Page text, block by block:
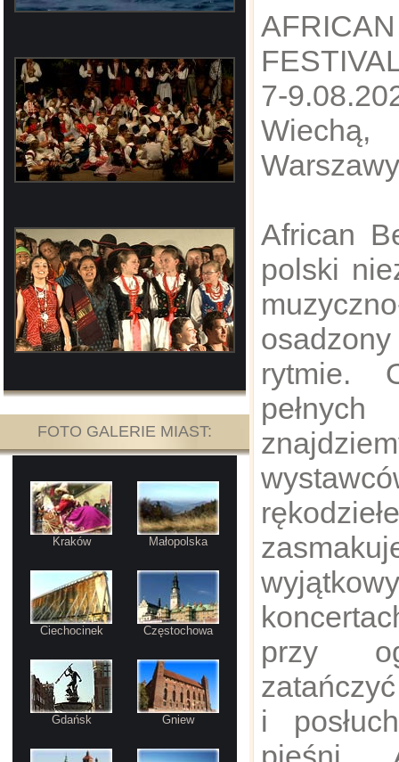
FOTO GALERIE MIAST:
Kraków Małopolska
Ciechocinek Częstochowa
Gdańsk Gniew
​7-
Warszawy
​African
polski
rytmie.
przy
i